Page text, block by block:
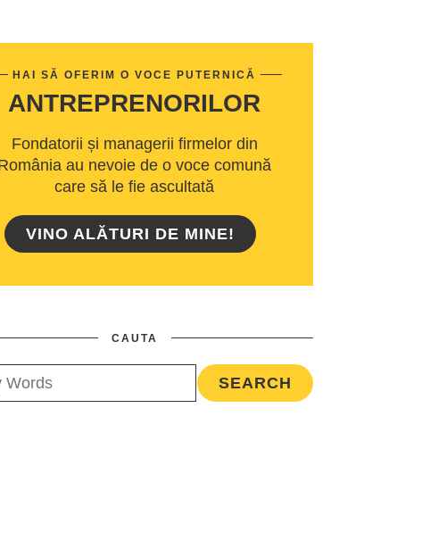
HAI SĂ OFERIM O VOCE PUTERNICĂ
ANTREPRENORILOR
Fondatorii și managerii firmelor din
au nevoie de o voce comună
care să le fie ascultată
VINO ALĂTURI DE MINE!
CAUTA